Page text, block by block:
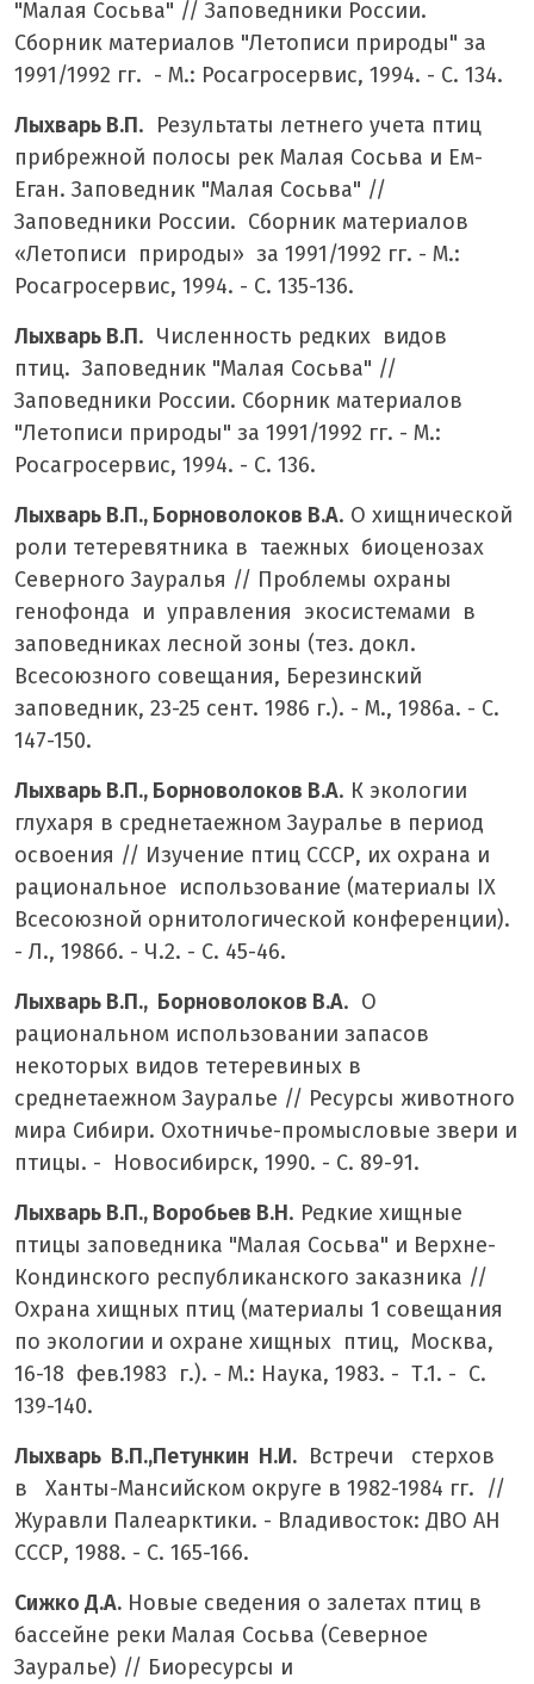
"Малая Сосьва" // Заповедники России.
Сборник материалов "Летописи природы" за
1991/1992 гг. - М.: Росагросервис, 1994. - С. 134.
Лыхварь В.П. Результаты летнего учета птиц
прибрежной полосы рек Малая Сосьва и Ем-
Еган. Заповедник "Малая Сосьва" //
Заповедники России. Сборник материалов
«Летописи природы» за 1991/1992 гг. - М.:
Росагросервис, 1994. - С. 135-136.
Лыхварь В.П. Численность редких видов
птиц. Заповедник "Малая Сосьва" //
Заповедники России. Сборник материалов
"Летописи природы" за 1991/1992 гг. - М.:
Росагросервис, 1994. - С. 136.
Лыхварь В.П., Борноволоков В.А. О хищнической
роли тетеревятника в таежных биоценозах
Северного Зауралья // Проблемы охраны
генофонда и управления экосистемами в
заповедниках лесной зоны (тез. докл.
Всесоюзного совещания, Березинский
заповедник, 23-25 сент. 1986 г.). - М., 1986а. - С.
147-150.
Лыхварь В.П., Борноволоков В.А. К экологии
глухаря в среднетаежном Зауралье в период
освоения // Изучение птиц СССР, их охрана и
рациональное использование (материалы IХ
Всесоюзной орнитологической конференции).
- Л., 1986б. - Ч.2. - С. 45-46.
Лыхварь В.П., Борноволоков В.А. О
рациональном использовании запасов
некоторых видов тетеревиных в
среднетаежном Зауралье // Ресурсы животного
мира Сибири. Охотничье-промысловые звери и
птицы. - Новосибирск, 1990. - С. 89-91.
Лыхварь В.П., Воробьев В.Н. Редкие хищные
птицы заповедника "Малая Сосьва" и Верхне-
Кондинского республиканского заказника //
Охрана хищных птиц (материалы 1 совещания
по экологии и охране хищных птиц, Москва,
16-18 фев.1983 г.). - М.: Наука, 1983. - Т.1. - С.
139-140.
Лыхварь В.П.,Петункин Н.И. Встречи стерхов
в Ханты-Мансийском округе в 1982-1984 гг. //
Журавли Палеарктики. - Владивосток: ДВО АН
СССР, 1988. - С. 165-166.
Сижко Д.А. Новые сведения о залетах птиц в
бассейне реки Малая Сосьва (Северное
Зауралье) // Биоресурсы и